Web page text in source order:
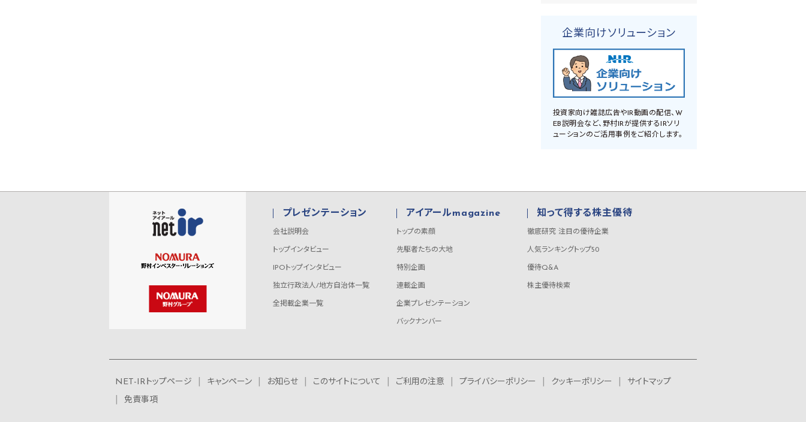
企業向けソリューション
投資家向け雑誌広告やIR動画の配信、W
EB説明会など、野村IRが提供するIRソリ
ューションのご活用事例をご紹介します。
プレゼンテーション
会社説明会
トップインタビュー
IPOトップインタビュー
独立行政法人/地方自治体一覧
全掲載企業一覧
アイアールmagazine
トップの素顔
先駆者たちの大地
特別企画
連載企画
企業プレゼンテーション
バックナンバー
知って得する株主優待
徹底研究 注目の優待企業
人気ランキングトップ50
優待Q&A
株主優待検索
NET-IRトップページ キャンペーン お知らせ このサイトについて ご利用の注意 プライバシーポリシー クッキーポリシー
サイトマップ
免責事項